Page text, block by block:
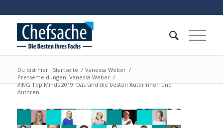
Du bist hier: Startseite / Vanessa Weber /
Pressemeldungen: Vanessa Weber /
XING Top Minds 2019: Das sind die besten Autorinnen und
Autoren